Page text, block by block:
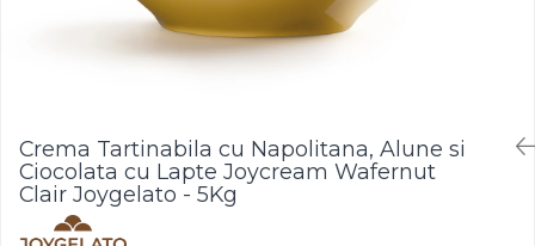
Alune de Padure
Compot si Cocktail
Arome
Aroma Vanilie
Bastonase Lemn
Crema Tartinabila cu Napolitana, Alune si
Ciocolata cu Lapte Joycream Wafernut
Clair Joygelato - 5Kg